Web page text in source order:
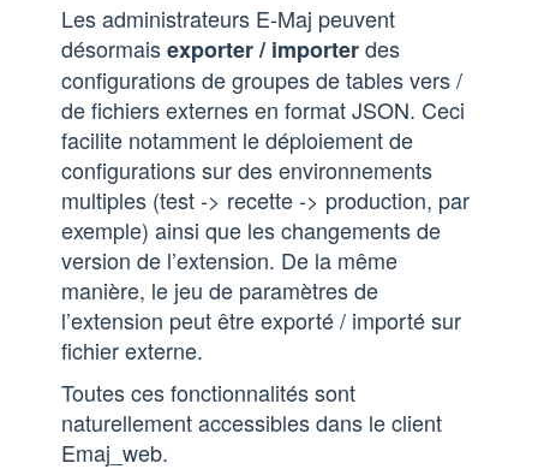
Les administrateurs E-Maj peuvent
désormaisexporter / importerdes
configurations de groupes de tables vers /
de fichiers externes en format JSON. Ceci
facilite notamment le déploiement de
configurations sur des environnements
multiples (test -> recette -> production, par
exemple) ainsi que les changements de
version de l’extension. De la même
manière, le jeu de paramètres de
l’extension peut être exporté / importé sur
fichier externe.
Toutes ces fonctionnalités sont
naturellement accessibles dans le client
Emaj_web.